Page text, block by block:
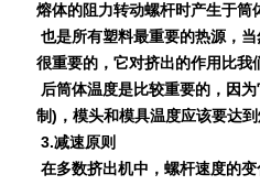
熔体的阻力转动螺杆时产生于筒
也是所有塑料最重要的热源，
很重要的，它对挤出的作用比我
后筒体温度是比较重要的，因
制) ，模头和模具温度应该要达
3.减速原则
在多数挤出机中，螺杆速度的